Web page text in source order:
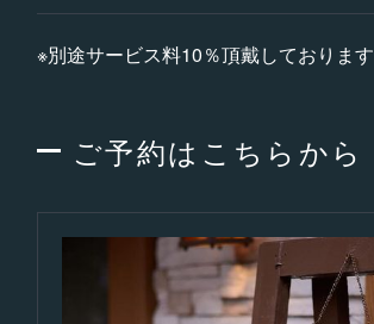
※別途サービス料10％頂戴しております
ご予約はこちらから